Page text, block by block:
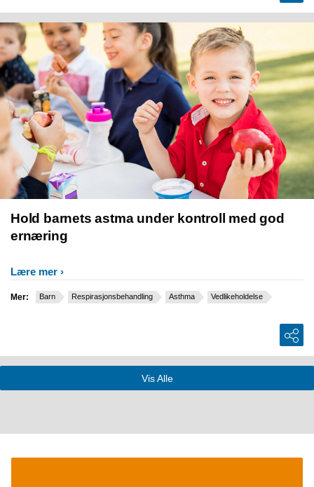
Hold barnets astma under kontroll med god
ernæring
Lære mer
Mer: Barn Respirasjonsbehandling Asthma Vedlikeholdelse
Vis Alle